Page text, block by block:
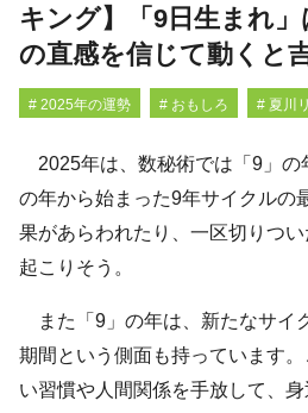
キング】「9日生まれ
の直感を信じて動くと
# 2025年の運勢 # おもしろ # 夏川
2025年は、数秘術では「9」の
の年から始まった9年サイクルの
果があらわれたり、一区切りつ
起こりそう。
また「9」の年は、新たなサイ
期間という側面も持っています
い習慣や人間関係を手放して、